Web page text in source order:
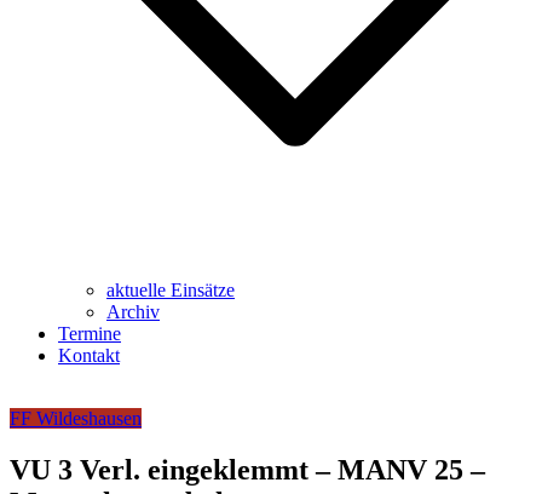
aktuelle Einsätze
Archiv
Termine
Kontakt
FF Wildeshausen
VU 3 Verl. eingeklemmt – MANV 25 –